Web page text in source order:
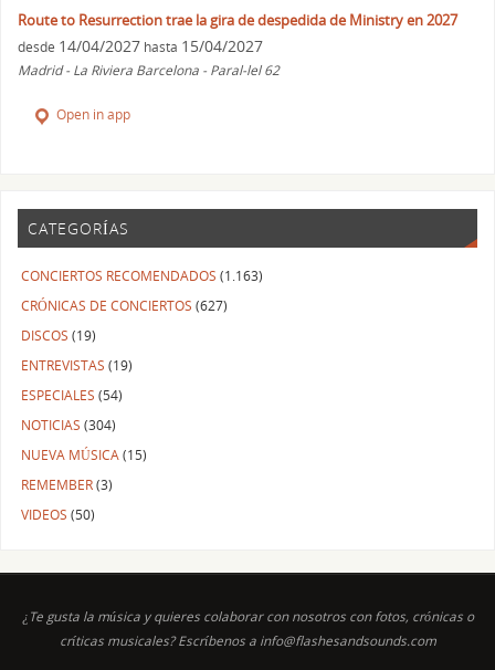
Route to Resurrection trae la gira de despedida de Ministry en 2027
desde 14/04/2027 hasta 15/04/2027
Madrid - La Riviera Barcelona - Paral-lel 62
Open in app
CATEGORÍAS
CONCIERTOS RECOMENDADOS (1.163)
CRÓNICAS DE CONCIERTOS (627)
DISCOS (19)
ENTREVISTAS (19)
ESPECIALES (54)
NOTICIAS (304)
NUEVA MÚSICA(15)
REMEMBER(3)
VIDEOS (50)
¿Te gusta la música y quieres colaborar con nosotros con fotos, crónicas o
críticas musicales? Escríbenos a info@flashesandsounds.com